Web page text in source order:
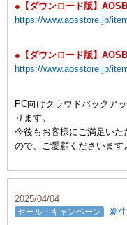
●【ダウンロード版】
https://www.aosstore.jp/
●【ダウンロード版】
https://www.aosstore.jp/
PC向けクラウドバックア
ります。
今後もお客様にご満足い
ので、ご愛顧くださいます
2025/04/04
セール・キャンペーン 新